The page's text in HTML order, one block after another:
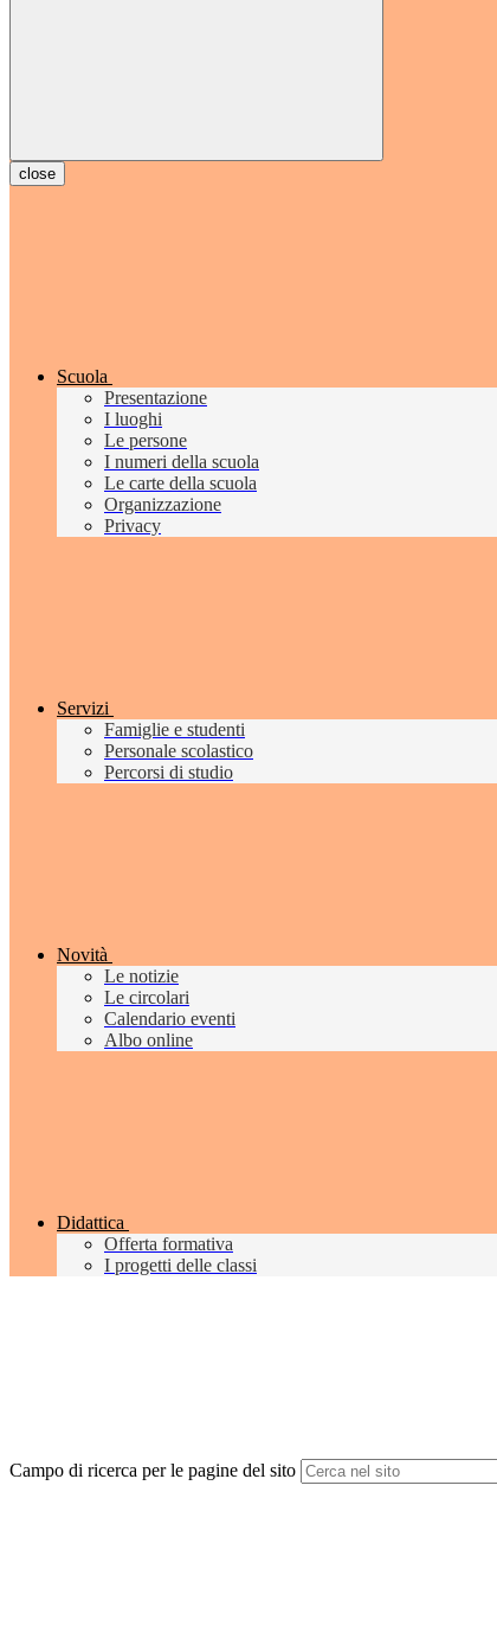
close
Scuola
Presentazione
I luoghi
Le persone
I numeri della scuola
Le carte della scuola
Organizzazione
Privacy
Servizi
Famiglie e studenti
Personale scolastico
Percorsi di studio
Novità
Le notizie
Le circolari
Calendario eventi
Albo online
Didattica
Offerta formativa
I progetti delle classi
Campo di ricerca per le pagine del sito